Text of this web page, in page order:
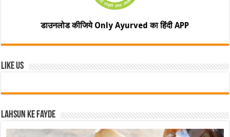
डाउनलोड कीजिये Only Ayurved का हिंदी APP
Like Us
Lahsun ke fayde